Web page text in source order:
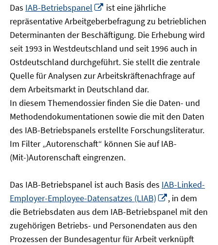
Das IAB-Betriebspanel
In
neuem
Fenster
öffnen
ist eine jährliche
repräsentative Arbeitgeberbefragung zu betrieblichen
Determinanten der Beschäftigung. Die Erhebung wird
seit 1993 in Westdeutschland und seit 1996 auch in
Ostdeutschland durchgeführt. Sie stellt die zentrale
Quelle für Analysen zur Arbeitskräftenachfrage auf
dem Arbeitsmarkt in Deutschland dar.
In diesem Themendossier finden Sie die Daten- und
Methodendokumentationen sowie die mit den Daten
des IAB-Betriebspanels erstellte Forschungsliteratur.
Im Filter „Autorenschaft“ können Sie auf IAB-
(Mit-)Autorenschaft eingrenzen.
Das IAB-Betriebspanel ist auch Basis des IAB-Linked-
Employer-Employee-Datensatzes (LIAB)
In
neuem
Fenster
öffnen
, in dem
die Betriebsdaten aus dem IAB-Betriebspanel mit den
zugehörigen Betriebs- und Personendaten aus den
Prozessen der Bundesagentur für Arbeit verknüpft